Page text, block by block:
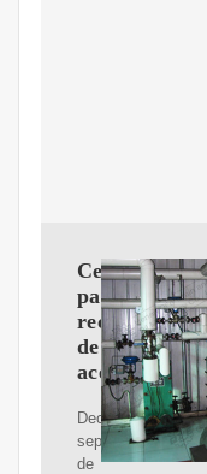
Centrífugas
para
recuperación
de
aceite
Decantadores
separadores
de